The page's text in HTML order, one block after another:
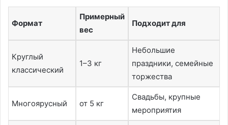
Формат
Примерный
вес
Подходит для
Круглый
классический
1–3 кг
Небольшие
праздники, семейные
торжества
Многоярусный от 5 кг
Свадьбы, крупные
мероприятия